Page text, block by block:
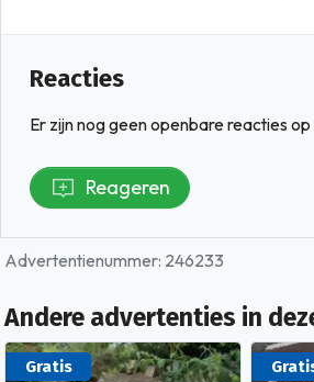
Reacties
Er zijn nog geen openbare reacties
Reageren
Advertentienummer: 246233
Andere advertenties in
Gratis